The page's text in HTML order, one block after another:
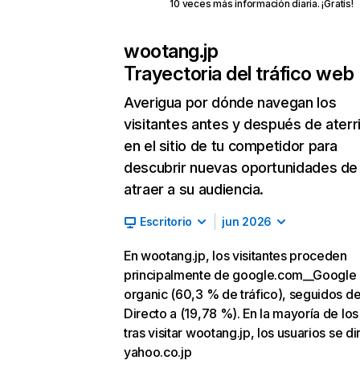
10 veces más información diaria. ¡Gratis!
wootang.jp
Trayectoria del tráfico web
Averigua por dónde navegan los
visitantes antes y después de
en el sitio de tu competidor para
descubrir nuevas oportunidades de
atraer a su audiencia.
Escritorio jun 2026
En wootang.jp, los visitantes proceden
principalmente de google.com__Google
organic (60,3 % de tráfico), seguidos
Directo a (19,78 %). En la mayoría de
tras visitar wootang.jp, los usuarios se
yahoo.co.jp